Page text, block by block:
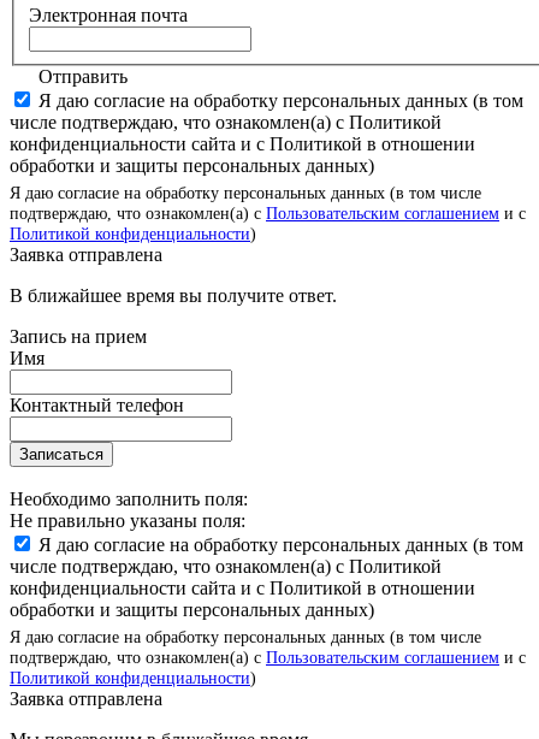
Электронная почта
Отправить
Я даю согласие на обработку персональных данных (в том
числе подтверждаю, что ознакомлен(а) с Политикой
конфиденциальности сайта и с Политикой в отношении
обработки и защиты персональных данных)
Я даю согласие на обработку персональных данных (в том числе
подтверждаю, что ознакомлен(а) с Пользовательским соглашением и с
Политикой конфиденциальности)
Заявка отправлена
В ближайшее время вы получите ответ.
Запись на прием
Имя
Контактный телефон
Записаться
Необходимо заполнить поля:
Не правильно указаны поля:
Я даю согласие на обработку персональных данных (в том
числе подтверждаю, что ознакомлен(а) с Политикой
конфиденциальности сайта и с Политикой в отношении
обработки и защиты персональных данных)
Я даю согласие на обработку персональных данных (в том числе
подтверждаю, что ознакомлен(а) с Пользовательским соглашением и с
Политикой конфиденциальности)
Заявка отправлена